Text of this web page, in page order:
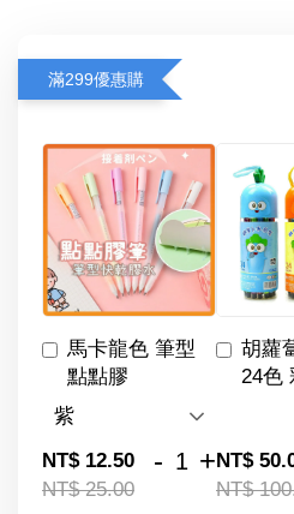
滿299優惠購
馬卡龍色 筆型
點點膠
NT$ 12.50
NT$ 25.00
- +
胡蘿
24色
NT$
NT$